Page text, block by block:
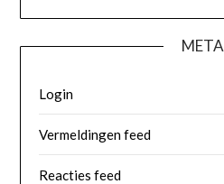
META
Login
Vermeldingen feed
Reacties feed